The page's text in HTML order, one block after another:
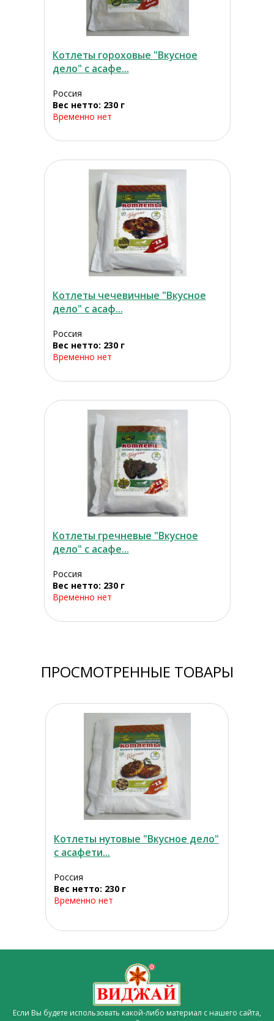
Котлеты гороховые "Вкусное
дело" с асафе...
Россия
Вес нетто: 230 г
Временно нет
Котлеты чечевичные "Вкусное
дело" с асаф...
Россия
Вес нетто: 230 г
Временно нет
Котлеты гречневые "Вкусное
дело" с асафе...
Россия
Вес нетто: 230 г
Временно нет
ПРОСМОТРЕННЫЕ ТОВАРЫ
Котлеты нутовые "Вкусное дело"
с асафети...
Россия
Вес нетто: 230 г
Временно нет
Если Вы будете использовать какой-либо материал с нашего сайта,